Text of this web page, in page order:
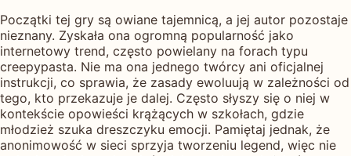
Początki tej gry są owiane tajemnicą, a jej autor pozostaje
nieznany. Zyskała ona ogromną popularność jako
internetowy trend, często powielany na forach typu
creepypasta. Nie ma ona jednego twórcy ani oficjalnej
instrukcji, co sprawia, że zasady ewoluują w zależności od
tego, kto przekazuje je dalej. Często słyszy się o niej w
kontekście opowieści krążących w szkołach, gdzie
młodzież szuka dreszczyku emocji. Pamiętaj jednak, że
anonimowość w sieci sprzyja tworzeniu legend, więc nie